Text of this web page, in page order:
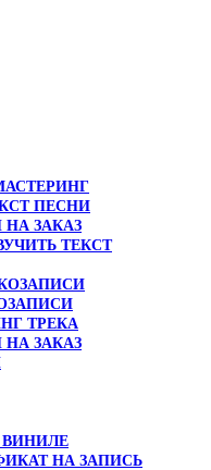
ПЕСНИ
ЗАКАЗ
ТЕКСТ
ТРЕКА
ЗАКАЗ
НА ЗАПИСЬ